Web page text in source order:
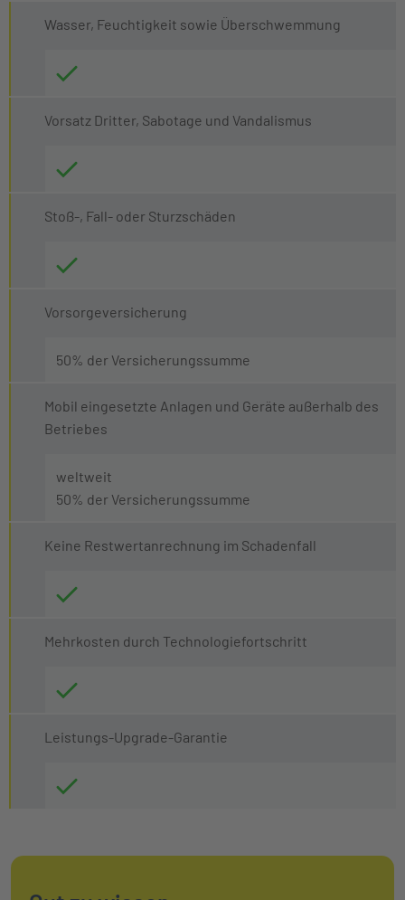
Wasser, Feuchtigkeit sowie Überschwemmung
Vorsatz Dritter, Sabotage und Vandalismus
Stoß-, Fall- oder Sturzschäden
Vorsorgeversicherung
50% der Versicherungssumme
Mobil eingesetzte Anlagen und Geräte außerhalb des
Betriebes
weltweit
50% der Versicherungssumme
Keine Restwertanrechnung im Schadenfall
Mehrkosten durch Technologiefortschritt
Leistungs-Upgrade-Garantie